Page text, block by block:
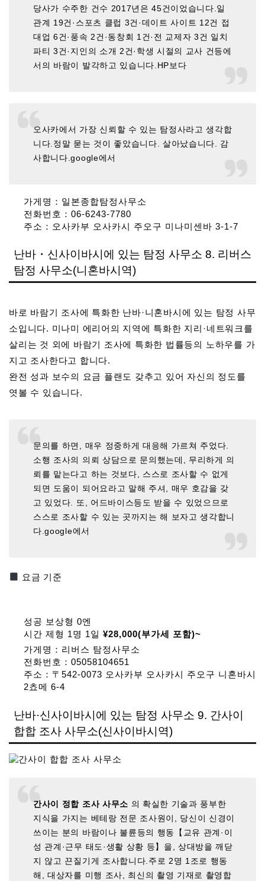
당사가 수주한 건수 2017년은 45건이었습니다.일
관계 19건·스포츠 클럽 3건·데이트 사이트 12건 접
대업 6건·풍속 2건·동창회 1건·전 교제자 3건 일치
파티 3건·지인의 소개 2건·학생 시절의 교사 건등에
서의 바람이 발각하고 있습니다.HP보다
오사카에서 가장 신뢰할 수 있는 탐정사라고 생각합
니다.정말 묻는 것이 좋았습니다. 살아났습니다. 감
사합니다.google에서
가게명：일본종합탐정사무소
전화번호：06-6243-7780
주소：오사카부 오사카시 주오구 미나미센바 3-1-7
난바・신사이바시에 있는 탐정 사무소 8. 리버스
탐정 사무소(니혼바시역)
바로 바람기 조사에 특화한 난바·니혼바시에 있는 탐정 사무
소입니다. 미나미 에리어의 지역에 특화한 지리·네트워크를
살리는 것 외에 바람기 조사에 특화한 법률등의 노하우를 가
지고 조사한다고 합니다.
완전 성과 보수의 요금 플랜도 갖추고 있어 자신의 정도를
엿볼 수 있습니다.
문의를 하면, 매우 정중하게 대응해 가르쳐 주었다.
소행 조사의 의뢰 상담으로 문의했는데, 무리하게 의
뢰를 맡는다고 하는 것보다, 스스로 조사할 수 없게
되면 도움이 되어요라고 말해 주셔, 매우 호감을 갖
고 있었다. 또, 어드바이스등도 받을 수 있었으므로
스스로 조사할 수 있는 곳까지는 해 보자고 생각합니
다.google에서
요금 기준
성공 보상형 0엔
시간 제형 1명 1일 ¥28,000(부가세 포함)~
가게명：리버스 탐정사무소
전화번호：05058104651
주소：〒542-0073 오사카부 오사카시 주오구 니혼바시
2쵸메 6-4
난바·신사이바시에 있는 탐정 사무소 9. 간사이
합합 조사 사무소(신사이바시역)
간사이 정합 조사 사무소 의 확실한 기술과 풍부한
지식을 가지는 베테랑 전문 조사원이, 당신이 신경이
쓰이는 분의 바람이나 불륜등의 행동【교유 관계·이
성 관계·근무 태도·생활 상황 등】을, 상대방을 깨닫
지 않고 끈질기게 조사합니다.주로 2명 1조로 행동
해, 대상자를 미행 조사, 최신의 촬영 기재로 촬영합